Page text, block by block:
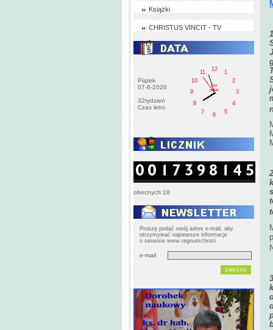
Książki
CHRISTUS VINCIT - TV
Piątek
07-8-2026
32tydzień
Czas letni
1
2
3
4
5
6
7
8
9
10
11
12
PM
pištek
obecnych:18
Proszę podać swój adres e-mail, aby
otrzymywać najnowsze informacje
o serwisie www.regnumchristi
e-mail